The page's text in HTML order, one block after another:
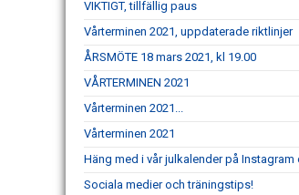
VIKTIGT, tillfällig paus
Vårterminen 2021, uppdaterade riktlinjer
ÅRSMÖTE 18 mars 2021, kl 19.00
VÅRTERMINEN 2021
Vårterminen 2021...
Vårterminen 2021
Häng med i vår julkalender på
Sociala medier och träningstips!